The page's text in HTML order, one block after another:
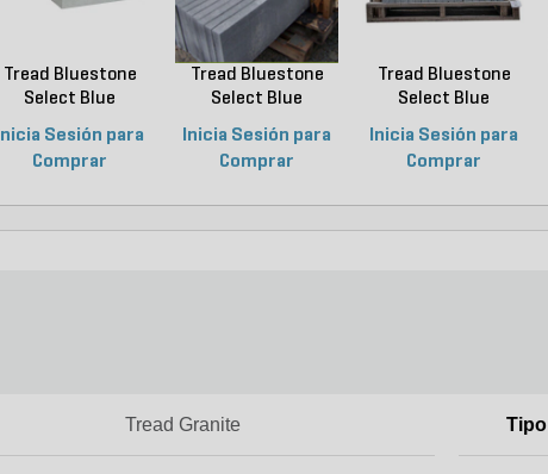
Tread Bluestone
Select Blue
Inicia Sesión para
Comprar
Tread Bluestone
Select Blue
Inicia Sesión para
Comprar
Tread Bluestone
Select Blue
Inicia Sesión para
Comprar
Tread Granite Tipo